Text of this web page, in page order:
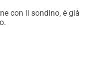
con il sondino, è già